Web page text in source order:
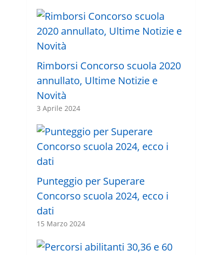
Rimborsi Concorso scuola 2020
annullato, Ultime Notizie e
Novità
3 Aprile 2024
Punteggio per Superare
Concorso scuola 2024, ecco i
dati
15 Marzo 2024